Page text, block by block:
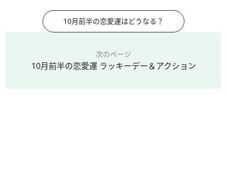
10月前半の恋愛運はどうなる？
次のページ
10月前半の恋愛運 ラッキーデー＆アクション